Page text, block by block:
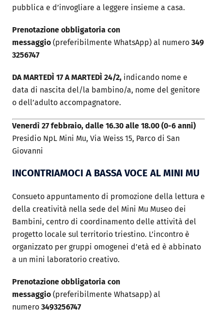
pubblica e d’invogliare a leggere insieme a casa.
Prenotazione obbligatoria con
messaggio (preferibilmente WhatsApp) al numero 349
3256747
DA MARTEDÌ 17 A MARTEDÌ 24/2, indicando nome e
data di nascita del/la bambino/a, nome del genitore
o dell’adulto accompagnatore.
Venerdì 27 febbraio, dalle 16.30 alle 18.00 (0-6 anni)
Presidio NpL Mini Mu, Via Weiss 15, Parco di San
Giovanni
INCONTRIAMOCI A BASSA VOCE AL MINI MU
Consueto appuntamento di promozione della lettura e
della creatività nella sede del Mini Mu Museo dei
Bambini, centro di coordinamento delle attività del
progetto locale sul territorio triestino. L’incontro è
organizzato per gruppi omogenei d’età ed è abbinato
a un mini laboratorio creativo.
Prenotazione obbligatoria con
messaggio (preferibilmente Whatsapp) al
numero 3493256747